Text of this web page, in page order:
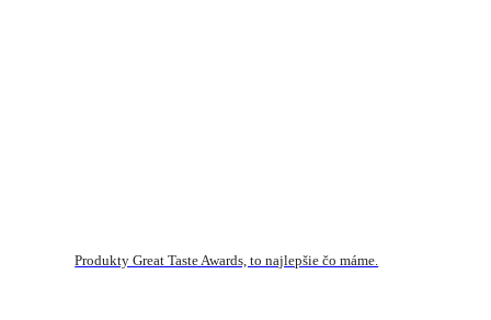
Produkty Great Taste Awards, to najlepšie čo máme.